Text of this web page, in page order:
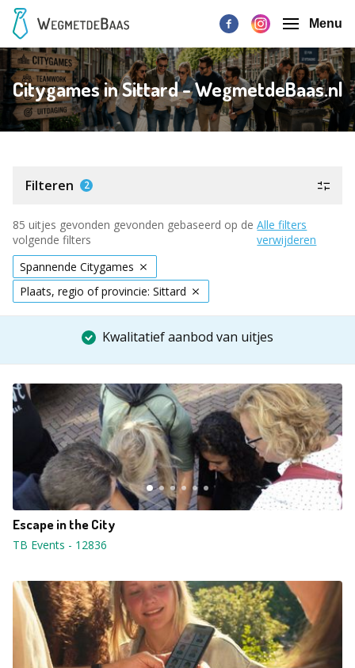
Menu
Citygames in Sittard - WegmetdeBaas.nl
Filteren 2
85 uitjes gevonden gevonden gebaseerd op de
volgende filters
Alle filters
verwijderen
Spannende Citygames
Plaats, regio of provincie: Sittard
Kwalitatief aanbod van uitjes
Escape in the City
TB Events - 12836